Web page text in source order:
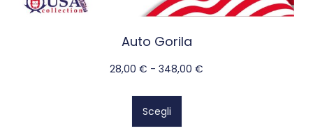
Auto Gorila
28,00 € - 348,00 €
Scegli